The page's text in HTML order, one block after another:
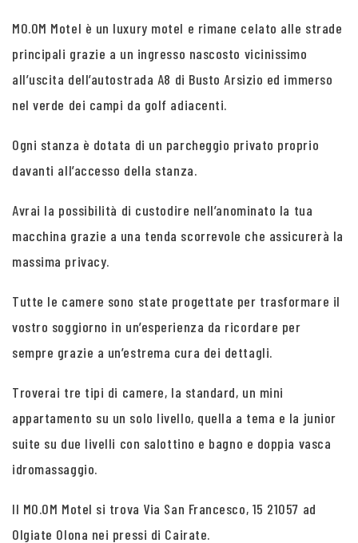
MO.OM Motel è un luxury motel e rimane celato alle strade
principali grazie a un ingresso nascosto vicinissimo
all’uscita dell’autostrada A8 di Busto Arsizio ed immerso
nel verde dei campi da golf adiacenti.
Ogni stanza è dotata di un parcheggio privato proprio
davanti all’accesso della stanza.
Avrai la possibilità di custodire nell’anominato la tua
macchina grazie a una tenda scorrevole che assicurerà la
massima privacy.
Tutte le camere sono state progettate per trasformare il
vostro soggiorno in un’esperienza da ricordare per
sempre grazie a un’estrema cura dei dettagli.
Troverai tre tipi di camere, la standard, un mini
appartamento su un solo livello, quella a tema e la junior
suite su due livelli con salottino e bagno e doppia vasca
idromassaggio.
Il MO.OM Motel si trova Via San Francesco, 15 21057 ad
Olgiate Olona nei pressi di Cairate.